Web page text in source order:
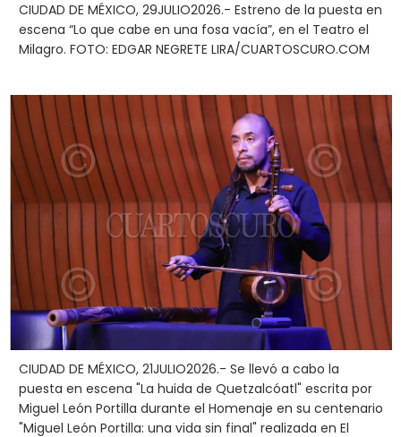
CIUDAD DE MÉXICO, 29JULIO2026.- Estreno de la puesta en
escena “Lo que cabe en una fosa vacía”, en el Teatro el
Milagro. FOTO: EDGAR NEGRETE LIRA/CUARTOSCURO.COM
CIUDAD DE MÉXICO, 21JULIO2026.- Se llevó a cabo la
puesta en escena "La huida de Quetzalcóatl" escrita por
Miguel León Portilla durante el Homenaje en su centenario
"Miguel León Portilla: una vida sin final" realizada en El